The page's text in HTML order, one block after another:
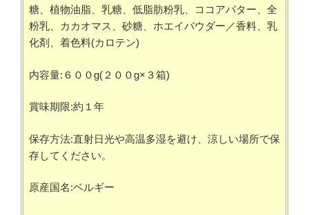
糖、植物油脂、乳糖、低脂肪粉乳、ココアバター、全
粉乳、カカオマス、砂糖、ホエイパウダー／香料、乳
化剤、着色料(カロテン)
内容量:６００g(２００g×３箱)
賞味期限:約１年
保存方法:直射日光や高温多湿を避け、涼しい場所で保
存してください。
原産国名:ベルギー